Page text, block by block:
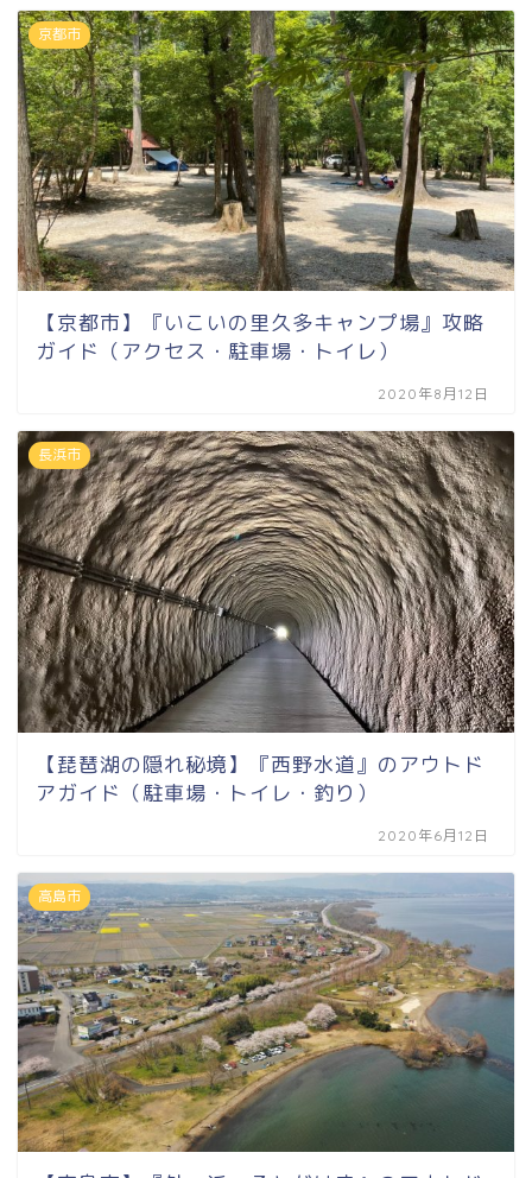
京都市
【京都市】『いこいの里久多キャンプ場』攻略
ガイド（アクセス・駐車場・トイレ）
2020年8月12日
長浜市
【琵琶湖の隠れ秘境】『西野水道』のアウトド
アガイド（駐車場・トイレ・釣り）
2020年6月12日
高島市